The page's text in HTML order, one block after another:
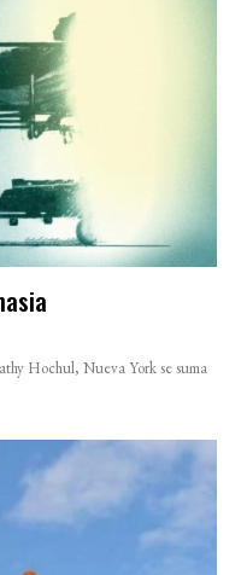
Hochul, Nueva York se suma